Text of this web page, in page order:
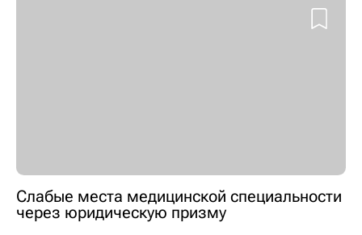
Слабые места медицинской специальности
через юридическую призму